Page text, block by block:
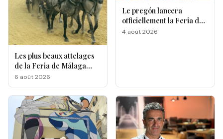
Les plus beaux attelages
de la Feria de Málaga
s'affrontent à La
Malagueta
6 août 2026
Le pregón lancera
officiellement la Feria de
Málaga 2026
4 août 2026